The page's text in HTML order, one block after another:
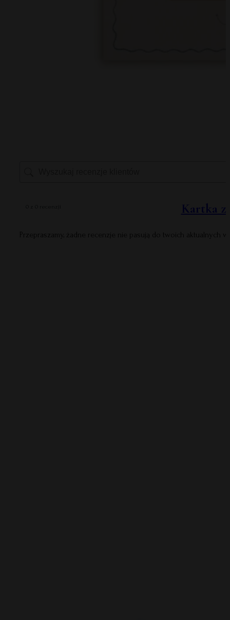
Kartka
Przepraszamy, żadne recenzje nie pasują do twoich aktualnych